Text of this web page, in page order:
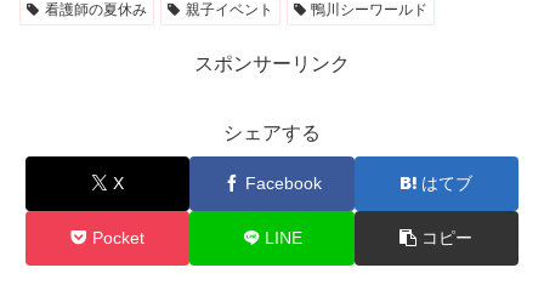
看護師の夏休み
親子イベント 鴨川シーワールド
スポンサーリンク
シェアする
X Facebook はてブ
Pocket LINE コピー